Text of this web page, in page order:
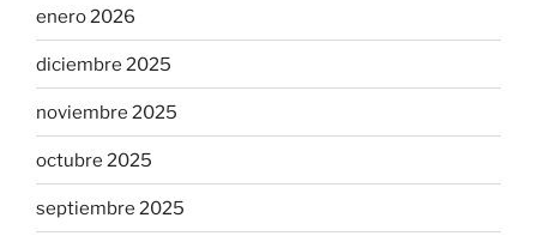
enero 2026
diciembre 2025
noviembre 2025
octubre 2025
septiembre 2025